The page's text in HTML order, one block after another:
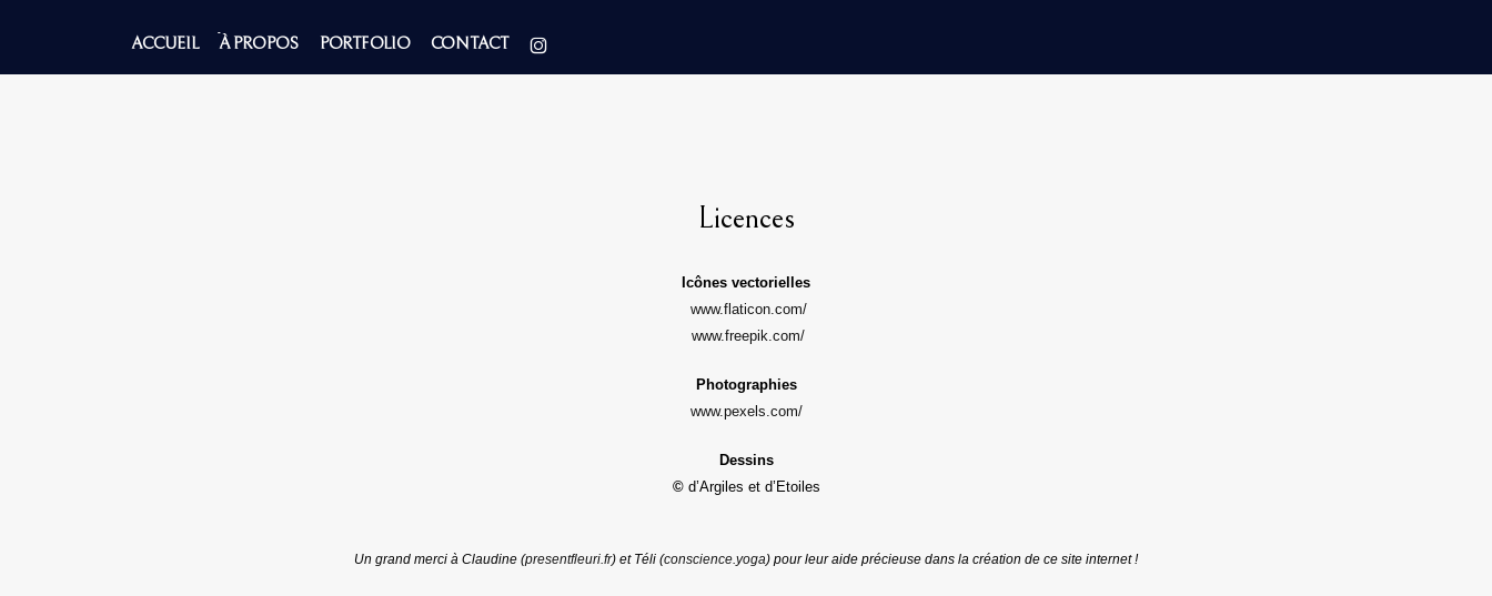
contenu
ACCUEIL À PROPOS PORTFOLIO CONTACT
Licences
Icônes vectorielles
www.flaticon.com/
www.freepik.com/
Photographies
www.pexels.com/
Dessins
© d’Argiles et d’Etoiles
Un grand merci à Claudine (presentfleuri.fr) et Téli (conscience.yoga) pour leur aide précieuse dans la création de ce site internet !